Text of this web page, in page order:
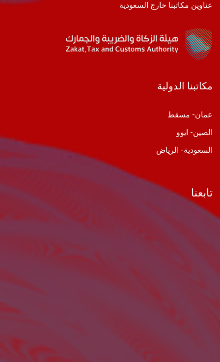
عناوين مكاتبنا خارج السعودية
مكاتبنا الدولية
عمان- مسقط
الصين- ايوو
السعودية- الرياض
تابعنا